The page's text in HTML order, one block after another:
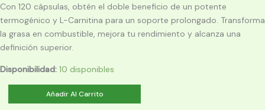
Con 120 cápsulas, obtén el doble beneficio de un potente
termogénico y L-Carnitina para un soporte prolongado. Transforma
la grasa en combustible, mejora tu rendimiento y alcanza una
definición superior.
Disponibilidad: 10 disponibles
Lipo
Añadir Al Carrito